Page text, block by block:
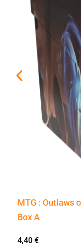
MTG : Outlaws
Box A
4,40 €